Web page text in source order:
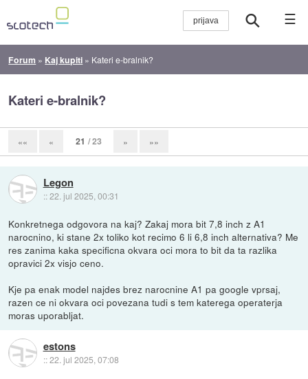
☰
Forum » Kaj kupiti » Kateri e-bralnik?
Kateri e-bralnik?
«« « 21 / 23 » »»
Legon
::22. jul 2025, 00:31
Konkretnega odgovora na kaj? Zakaj mora bit 7,8 inch z A1
narocnino, ki stane 2x toliko kot recimo 6 li 6,8 inch alternativa? Me
res zanima kaka specificna okvara oci mora to bit da ta razlika
opravici 2x visjo ceno.
Kje pa enak model najdes brez narocnine A1 pa google vprsaj,
razen ce ni okvara oci povezana tudi s tem katerega operaterja
moras uporabljat.
estons
::22. jul 2025, 07:08